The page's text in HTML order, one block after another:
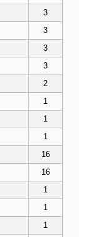
3
3
3
3
2
1
1
1
16
16
1
1
1